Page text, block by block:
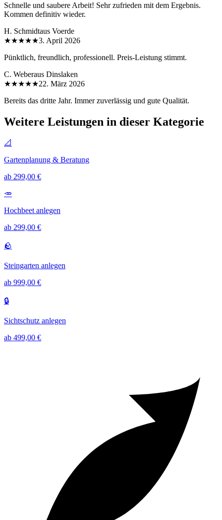
Schnelle und saubere Arbeit! Sehr zufrieden mit dem Ergebnis.
Kommen definitiv wieder.
H. Schmidtaus Voerde
★★★★★3. April 2026
Pünktlich, freundlich, professionell. Preis-Leistung stimmt.
C. Weberaus Dinslaken
★★★★★22. März 2026
Bereits das dritte Jahr. Immer zuverlässig und gute Qualität.
Weitere Leistungen in dieser Kategorie
📐
Gartenplanung & Beratung
ab 299,00 €
🥕
Hochbeet anlegen
ab 299,00 €
🪨
Steingarten anlegen
ab 999,00 €
🔒
Sichtschutz anlegen
ab 499,00 €